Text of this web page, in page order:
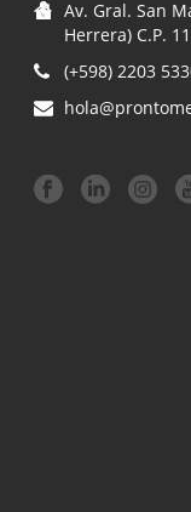
Av. Gral. San
Herrera) C.P.
(+598) 2203